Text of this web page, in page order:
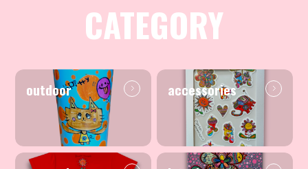
CATEGORY
outdoor accessories